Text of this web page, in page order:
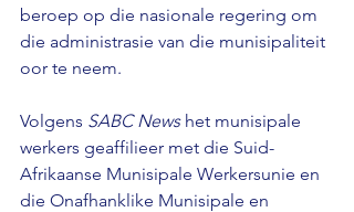
beroep op die nasionale regering om
die administrasie van die munisipaliteit
oor te neem.
Volgens SABC News het munisipale
werkers geaffilieer met die Suid-
Afrikaanse Munisipale Werkersunie en
die Onafhanklike Munisipale en